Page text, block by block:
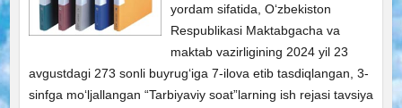
yordam sifatida, O‘zbekiston
Respublikasi Maktabgacha va
maktab vazirligining 2024 yil 23
avgustdagi 273 sonli buyrug‘iga 7-ilova etib tasdiqlangan, 3-
sinfga mo‘ljallangan “Tarbiyaviy soat”larning ish rejasi tavsiya